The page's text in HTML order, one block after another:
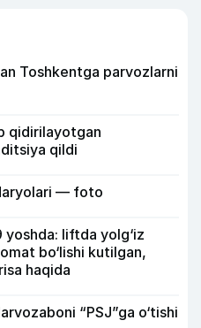
Toshkentga parvozlarni
qidirilayotgan
qildi
— foto
liftda yolg‘iz
bo‘lishi kutilgan,
haqida
“PSJ”ga o‘tishi